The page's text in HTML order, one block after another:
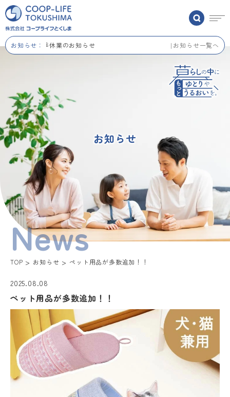
お知らせ：
夏季休業のお知らせ お知らせ一覧へ
お知らせ
TOP お知らせ ペット用品が多数追加！！
News
2025.08.08
ペット用品が多数追加！！